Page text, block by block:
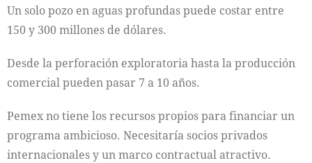
Un solo pozo en aguas profundas puede costar entre
150 y 300 millones de dólares.
Desde la perforación exploratoria hasta la producción
comercial pueden pasar 7 a 10 años.
Pemex no tiene los recursos propios para financiar un
programa ambicioso. Necesitaría socios privados
internacionales y un marco contractual atractivo.